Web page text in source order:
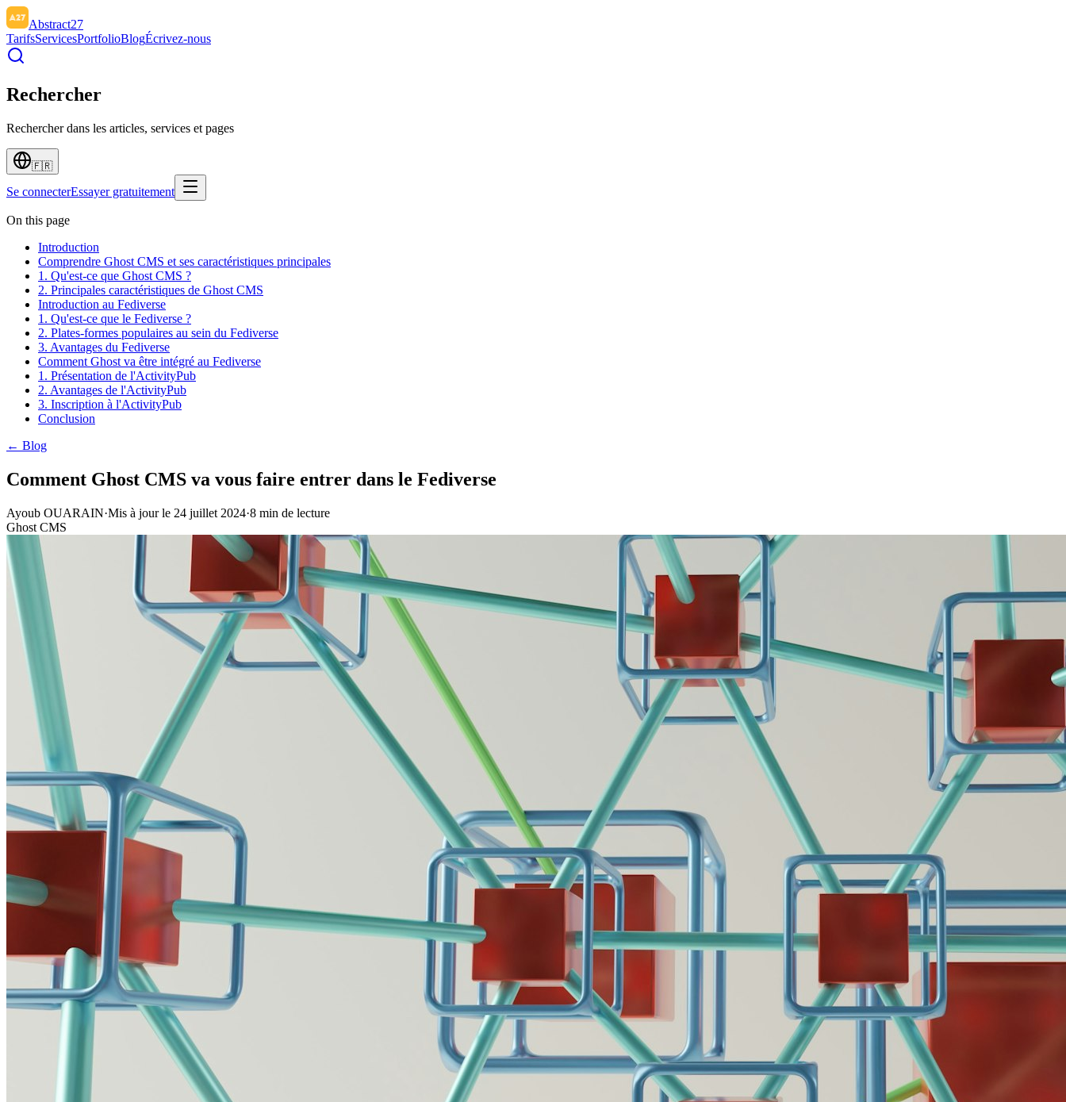
Abstract27
TarifsServicesPortfolioBlogÉcrivez-nous
Rechercher
Rechercher dans les articles, services et pages
🇫🇷
Se connecterEssayer gratuitement
On this page
Introduction
Comprendre Ghost CMS et ses caractéristiques principales
1. Qu'est-ce que Ghost CMS ?
2. Principales caractéristiques de Ghost CMS
Introduction au Fediverse
1. Qu'est-ce que le Fediverse ?
2. Plates-formes populaires au sein du Fediverse
3. Avantages du Fediverse
Comment Ghost va être intégré au Fediverse
1. Présentation de l'ActivityPub
2. Avantages de l'ActivityPub
3. Inscription à l'ActivityPub
Conclusion
← Blog
Comment Ghost CMS va vous faire entrer dans le Fediverse
Ayoub OUARAIN·Mis à jour le 24 juillet 2024·8 min de lecture
Ghost CMS